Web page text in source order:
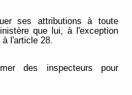
ses attributions à toute
que lui, à l'exception
à l'article 28.
des inspecteurs pour